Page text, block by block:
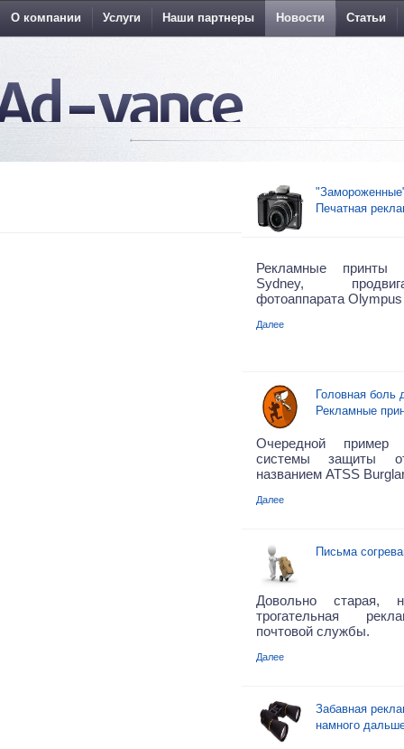
О компании Услуги Наши партнеры Новости Статьи
Печатная
Рекламные принты
Sydney,
фотоаппарата
Далее
Головная боль
Рекламные
Очередной пример
системы защиты
названием ATSS
Далее
Письма
Довольно
трогательная
почтовой службы.
Далее
Забавная
намного